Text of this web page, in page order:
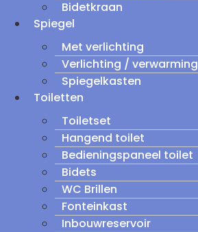
Bidetkraan
Spiegel
Met verlichting
Verlichting / verwarming
Spiegelkasten
Toiletten
Toiletset
Hangend toilet
Bedieningspaneel toilet
Bidets
WC Brillen
Fonteinkast
Inbouwreservoir